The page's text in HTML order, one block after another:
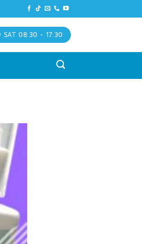
SAT 08:30 - 17:30